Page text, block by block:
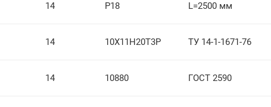
14 Р18 L=2500 мм
14 10Х11Н20Т3Р ТУ 14-1-1671-76
14 10880 ГОСТ 2590